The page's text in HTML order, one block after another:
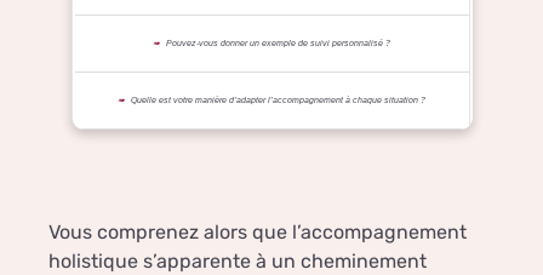
Pouvez-vous donner un exemple de suivi personnalisé ?
Quelle est votre manière d’adapter l’accompagnement à chaque situation ?
Vous comprenez alors que l’accompagnement
holistique s’apparente à un cheminement